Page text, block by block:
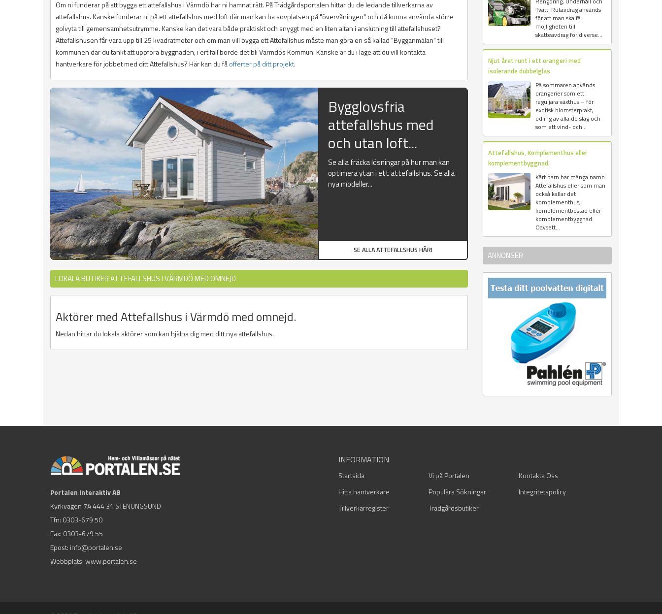
Om ni funderar på att bygga ett attefallshus i Värmdö har ni hamnat rätt. På Trädgårdsportalen hittar du de ledande tillverkarna av
attefallshus. Kanske funderar ni på ett attefallshus med loft där man kan ha sovplatsen på "övervåningen" och då kunna använda större
golvyta till gemensamhetsutrymme. Kanske kan det vara både praktiskt och snyggt med en liten altan i anslutning till attefallshuset?
Attefallshusen får vara upp till 25 kvadratmeter och om man vill bygga ett Attefallshus måste man göra en så kallad "Bygganmälan" till
kommunen där du tänkt att uppföra byggnaden, i ert fall borde det bli Värmdös Kommun. Kanske är du i läge att du vill kontakta
hantverkare för jobbet med ditt Attefallshus? Här kan du fåofferter på ditt projekt.
Bygglovsfria
attefallshus med
och utan loft...
Se alla fräcka lösningar på hur man kan
optimera ytan i ett attefallshus. Se alla
nya modeller...
SE ALLA ATTEFALLSHUS HÄR!
LOKALA BUTIKER ATTEFALLSHUS I VÄRMDÖ MED OMNEJD
Aktörer med Attefallshus i Värmdö med omnejd.
Nedan hittar du lokala aktörer som kan hjälpa dig med ditt nya attefallshus.
Tvätt. Rutavdrag används
för att man ska få
möjligheten till
skatteavdrag för diverse...
Njut året runt i ett orangeri med
isolerande dubbelglas
På sommaren används
orangerier som ett
reguljära växthus – för
exotisk blomsterprakt,
odling av alla de slag och
som ett vind- och...
Attefallshus, Komplementhus eller
komplementbyggnad.
Kärt barn har många namn.
Attefallshus eller som man
också kallar det
komplementhus,
komplementbostad eller
komplementbyggnad.
Oavsett...
ANNONSER
Portalen Interaktiv AB
Kyrkvägen 7A 444 31 STENUNGSUND
Tfn: 0303-679 50
Fax: 0303-679 55
Epost: info@portalen.se
Webbplats: www.portalen.se
INFORMATION
Startsida Vi på Portalen
Kontakta Oss
Hitta hantverkare
Populära Sökningar
Integritetspolicy
Tillverkarregister
Trädgårdsbutiker